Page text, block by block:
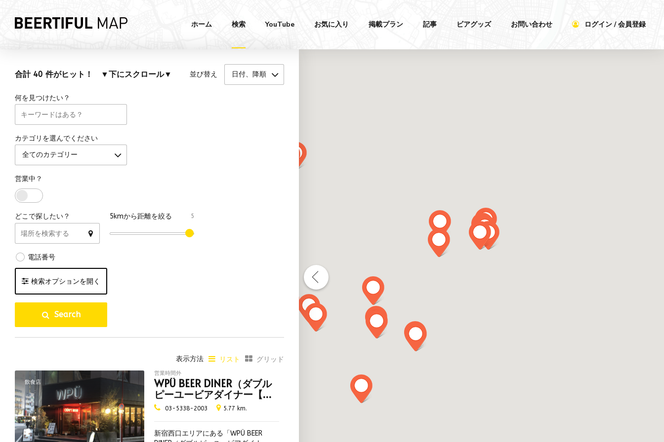
ログイン / 会員登録
ホーム 検索 YouTube お気に入り 掲載プラン 記事 ビアグッズ お問い合わせ
合計 40 件がヒット！ ▼下にスクロール▼ 並び替え 日付、降順
何を見つけたい？
カテゴリを選んでください
全てのカテゴリー
営業中？
どこで探したい？ 5kmから距離を絞る
電話番号
検索オプションを開く
国内クラフトビール
ハッピーアワー
リアルエールあり
個室あり
テラス席あり
テイクアウト可
量り売り
喫煙所あり
喫煙可
分煙
全席禁煙
昼飲み可
無料Wi-Fi
予約可
デリバリー可 ブルワリー見学あり
Search
表示方法 リスト グリッド
飲食店 WPÜ BEER DINER（ダブル
ピーユービアダイナー【旧
店名】WPU CRAFT BEER
営業時間外
03-5338-2003 5.77 km.
新宿西口エリアにある「WPÜ BEER